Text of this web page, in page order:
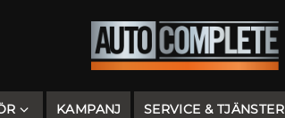
KAMPANJ SERVICE & TJÄNSTER